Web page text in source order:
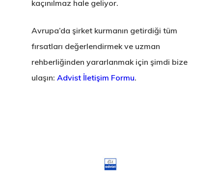
kaçınılmaz hale geliyor.
Avrupa’da şirket kurmanın getirdiği tüm
fırsatları değerlendirmek ve uzman
rehberliğinden yararlanmak için şimdi bize
ulaşın: Advist İletişim Formu.